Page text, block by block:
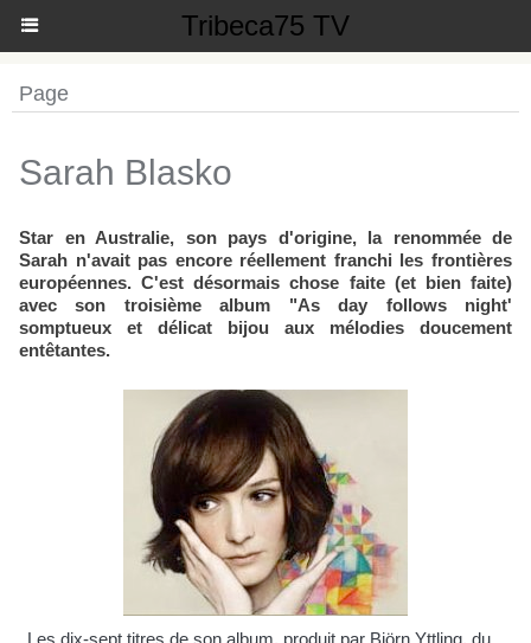
Tribeca75 TV
Page
Sarah Blasko
Star en Australie, son pays d'origine, la renommée de
Sarah n'avait pas encore réellement franchi les frontières
européennes. C'est désormais chose faite (et bien faite)
avec son troisième album "As day follows night'
somptueux et délicat bijou aux mélodies doucement
entêtantes.
Les dix-sept titres de son album, produit par Björn Yttling, du